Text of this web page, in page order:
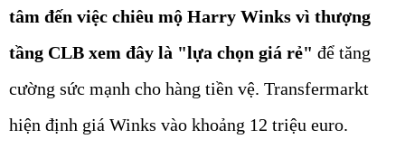
tâm đến việc chiêu mộ Harry Winks vì thượng
tầng CLB xem đây là "lựa chọn giá rẻ" để tăng
cường sức mạnh cho hàng tiền vệ. Transfermarkt
hiện định giá Winks vào khoảng 12 triệu euro.